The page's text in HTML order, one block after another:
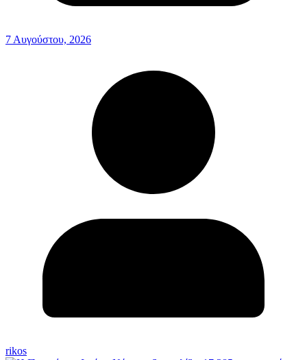
7 Αυγούστου, 2026
rikos